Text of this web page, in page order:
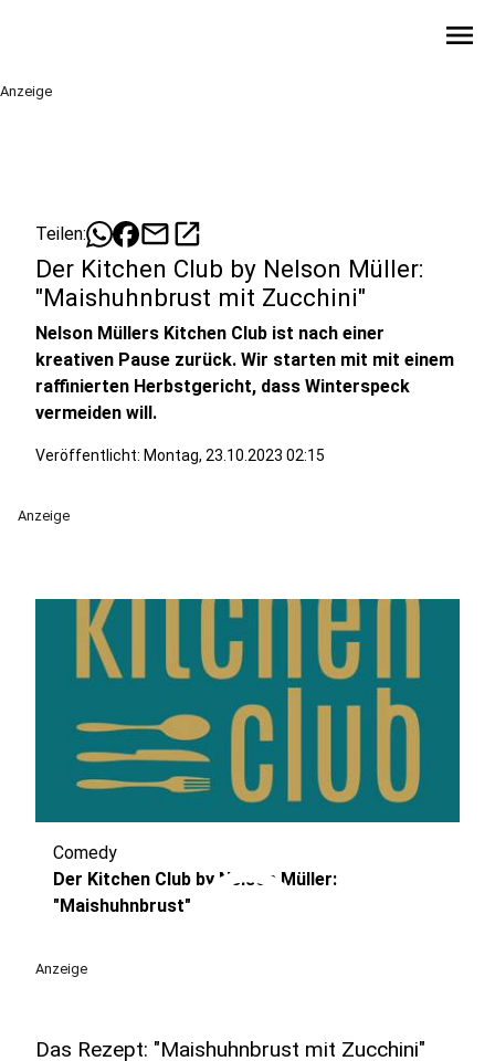
menu
Anzeige
Teilen: mailopen_in_new
Der Kitchen Club by Nelson Müller:
"Maishuhnbrust mit Zucchini"
Nelson Müllers Kitchen Club ist nach einer
kreativen Pause zurück. Wir starten mit mit einem
raffinierten Herbstgericht, dass Winterspeck
vermeiden will.
Veröffentlicht: Montag, 23.10.2023 02:15
Anzeige
play_circle
Comedy
Der Kitchen Club by Nelson Müller:
"Maishuhnbrust"
Anzeige
Das Rezept: "Maishuhnbrust mit Zucchini"